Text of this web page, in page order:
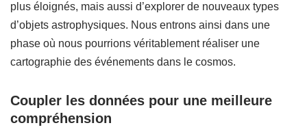
plus éloignés, mais aussi d’explorer de nouveaux types
d’objets astrophysiques. Nous entrons ainsi dans une
phase où nous pourrions véritablement réaliser une
cartographie des événements dans le cosmos.
Coupler les données pour une meilleure
compréhension